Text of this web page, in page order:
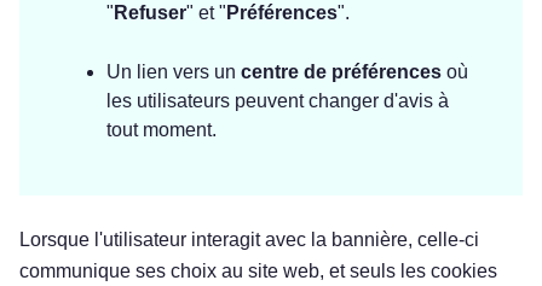
" Refuser" et " Préférences".
Un lien vers un centre de préférences où
les utilisateurs peuvent changer d'avis à
tout moment.
Lorsque l'utilisateur interagit avec la bannière, celle-ci
communique ses choix au site web, et seuls les cookies